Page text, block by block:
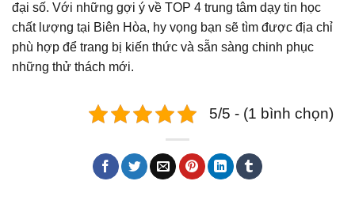
đại số. Với những gợi ý về TOP 4 trung tâm dạy tin học
chất lượng tại Biên Hòa, hy vọng bạn sẽ tìm được địa chỉ
phù hợp để trang bị kiến thức và sẵn sàng chinh phục
những thử thách mới.
5/5 - (1 bình chọn)